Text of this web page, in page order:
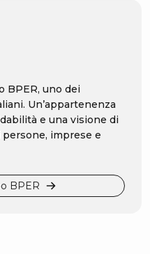
BPER, uno dei
Un’appartenenza
e una visione di
imprese e
BPER